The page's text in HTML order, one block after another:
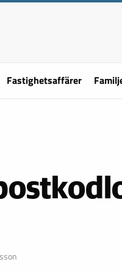
Fastighetsaffärer